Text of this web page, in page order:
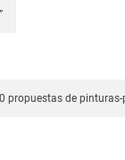
propuestas de